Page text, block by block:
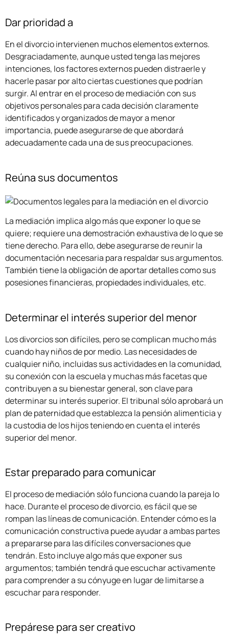
Dar prioridad a
En el divorcio intervienen muchos elementos externos.
Desgraciadamente, aunque usted tenga las mejores
intenciones, los factores externos pueden distraerle y
hacerle pasar por alto ciertas cuestiones que podrían
surgir. Al entrar en el proceso de mediación con sus
objetivos personales para cada decisión claramente
identificados y organizados de mayor a menor
importancia, puede asegurarse de que abordará
adecuadamente cada una de sus preocupaciones.
Reúna sus documentos
La mediación implica algo más que exponer lo que se
quiere; requiere una demostración exhaustiva de lo que se
tiene derecho. Para ello, debe asegurarse de reunir la
documentación necesaria para respaldar sus argumentos.
También tiene la obligación de aportar detalles como sus
posesiones financieras, propiedades individuales, etc.
Determinar el interés superior del menor
Los divorcios son difíciles, pero se complican mucho más
cuando hay niños de por medio. Las necesidades de
cualquier niño, incluidas sus actividades en la comunidad,
su conexión con la escuela y muchas más facetas que
contribuyen a su bienestar general, son clave para
determinar su interés superior. El tribunal sólo aprobará un
plan de paternidad que establezca la pensión alimenticia y
la custodia de los hijos teniendo en cuenta el interés
superior del menor.
Estar preparado para comunicar
El proceso de mediación sólo funciona cuando la pareja lo
hace. Durante el proceso de divorcio, es fácil que se
rompan las líneas de comunicación. Entender cómo es la
comunicación constructiva puede ayudar a ambas partes
a prepararse para las difíciles conversaciones que
tendrán. Esto incluye algo más que exponer sus
argumentos; también tendrá que escuchar activamente
para comprender a su cónyuge en lugar de limitarse a
escuchar para responder.
Prepárese para ser creativo